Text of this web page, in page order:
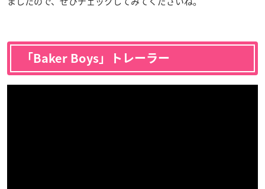
「Baker Boys」トレーラー